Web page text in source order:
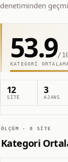
denetiminden
53.9/
KATEGORI
12
SITE
3
AJANS
ÖLÇÜM ·8 SITE
Kategori